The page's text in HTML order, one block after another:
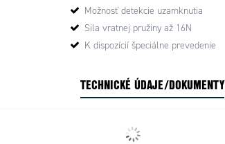
Možnosť detekcie uzamknutia
Sila vratnej pružiny až 16N
K dispozícií špeciálne prevedenie
TECHNICKÉ ÚDAJE/DOKUMENTY